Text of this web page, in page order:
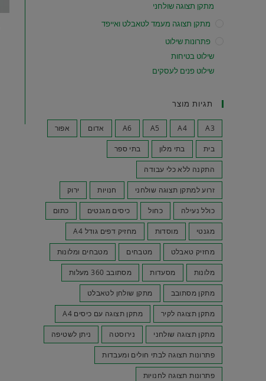
מתקן תצוגה שולחני
מתקן תצוגה מעמד לטאבלט ואייפד
פתרונות שילוט
שילוט בטיחות
שילוט פנים לעסקים
תגיות מוצר
A3
A4
A5
A6 אדום אפור
בית בתי מלון בתי ספר
התקנה ללא כלי עבודה
זרוע למתקן תצוגה שולחני חנויות ירוק
כולל נעילה כחול כיסים מגנטים כתום
מגנטי מוסדות מחזיק דפים גודל A4
מחזיק טאבלט מטבחים מטבחים ומלונות
מלונות מסעדות מסתובב 360 מעלות
מתקן מסתובב מתקן שולחן לטאבלט
מתקן תצוגה לקיר מתקן תצוגה עם כיסים A4
מתקן תצוגה שולחני נירוסטה ניתן לשטיפה
פתרונות תצוגה לבתי חולים ומעבדות
פתרונות תצוגה לחנויות